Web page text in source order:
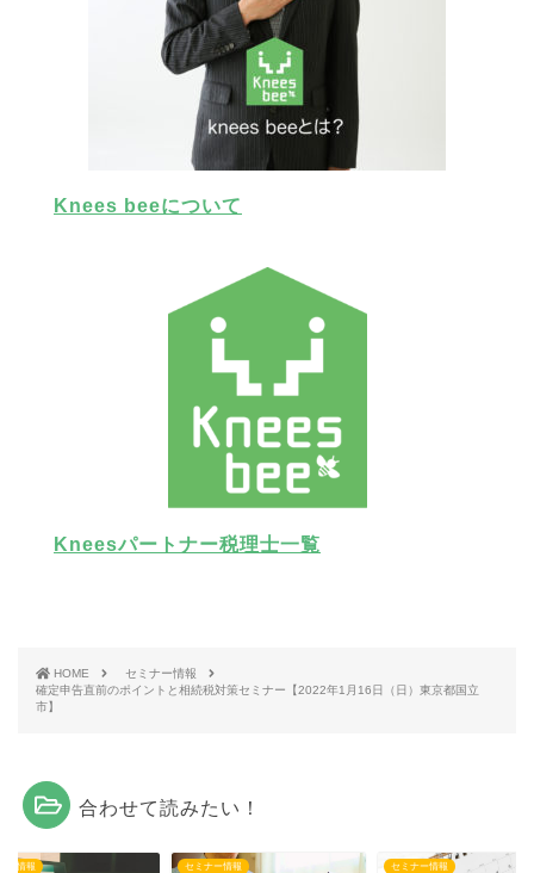
Knees beeについて
Kneesパートナー税理士一覧
HOME
セミナー情報
確定申告直前のポイントと相続税対策セミナー【2022年1月16日（日）東京都国立
市】
合わせて読みたい！
ー情報 セミナー情報 セミナー情報